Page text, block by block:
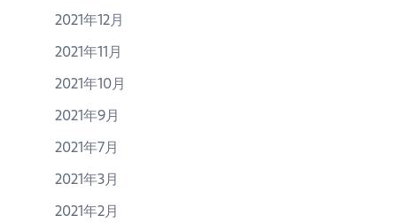
2021年12月
2021年11月
2021年10月
2021年9月
2021年7月
2021年3月
2021年2月